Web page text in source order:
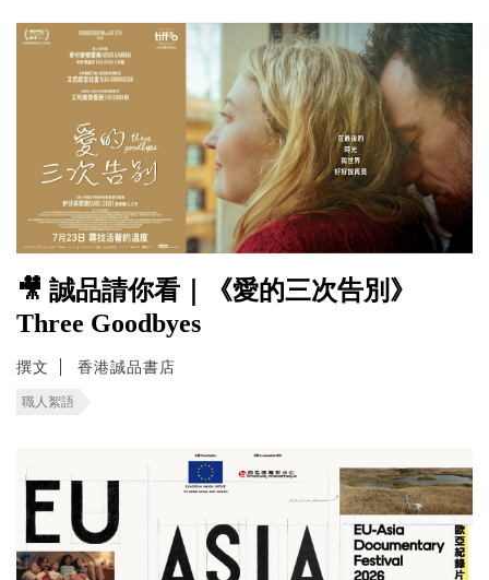
🎥 誠品請你看｜《愛的三次告別》
Three Goodbyes
撰文 香港誠品書店
職人絮語